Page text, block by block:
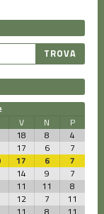
V N
P
18 8
4
17 6
7
17 6
7
14 9
7
11 11
8
12 7
11